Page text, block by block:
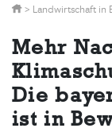
> Landwirtschaft in
Mehr
Die
ist in